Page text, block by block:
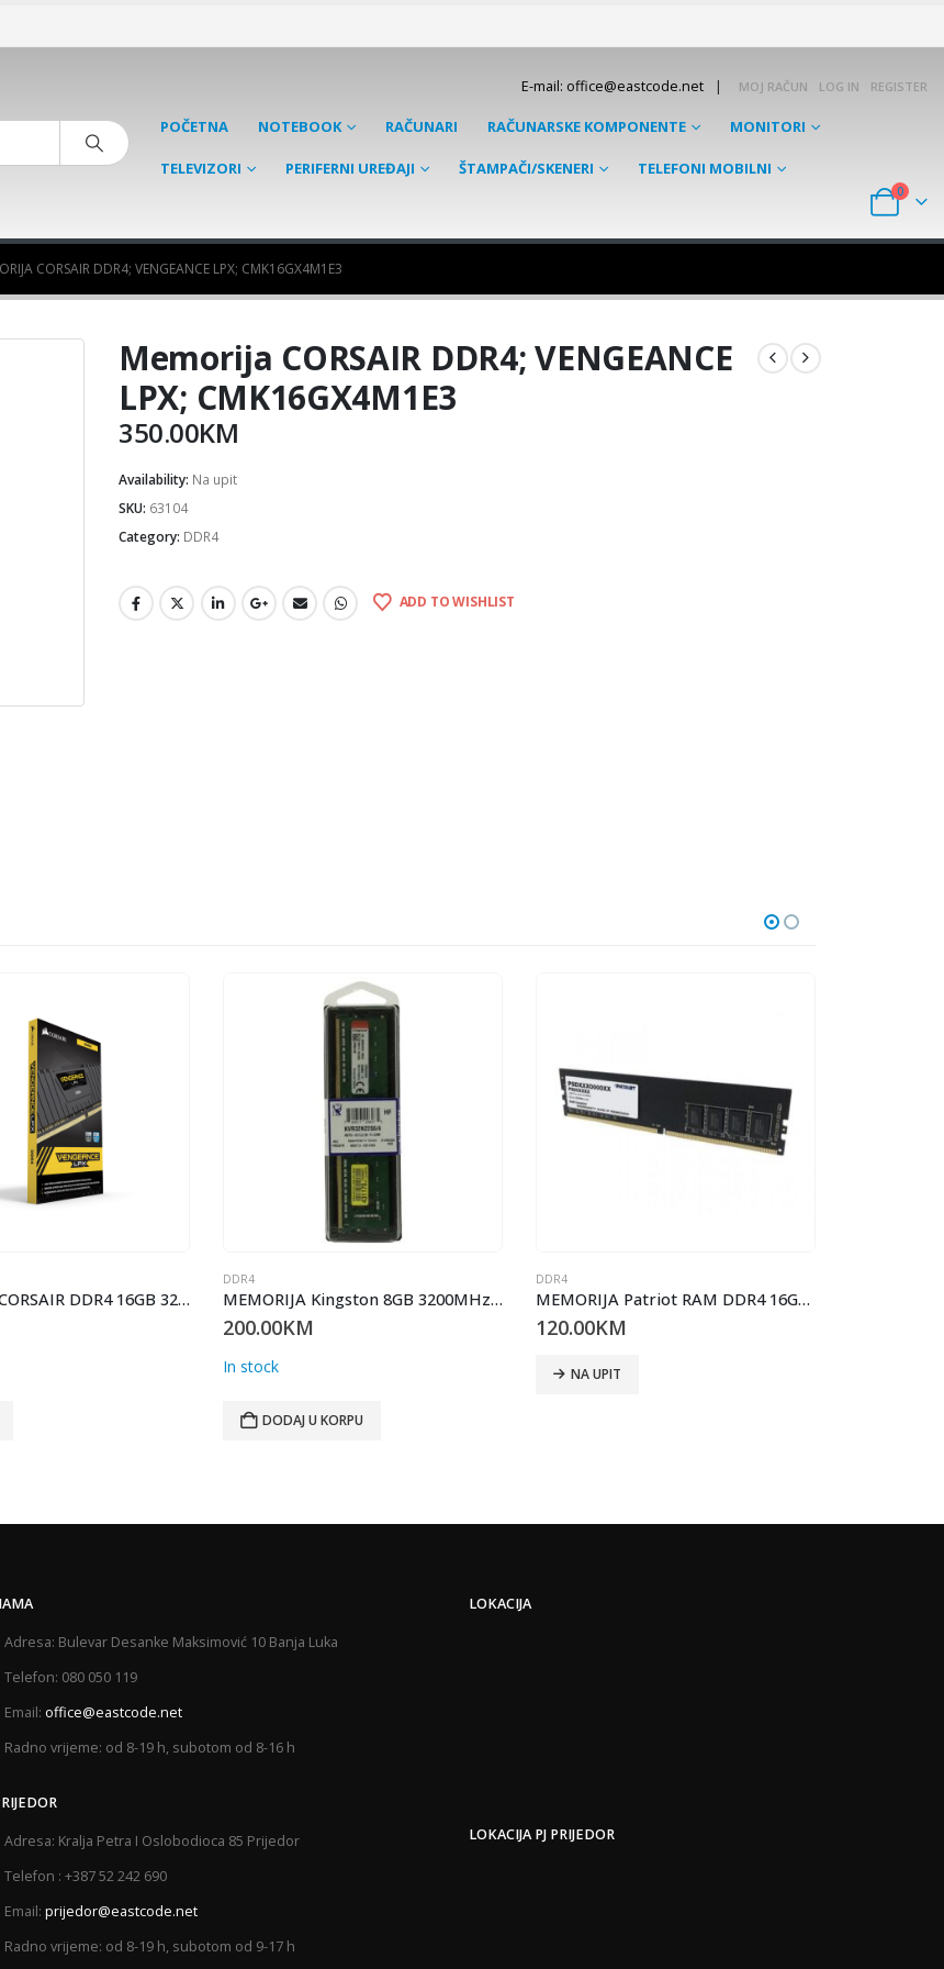
E-mail: office@eastcode.net | MOJ RAČUN LOG IN REGISTER
POČETNA NOTEBOOK RAČUNARI RAČUNARSKE KOMPONENTE MONITORI
TELEVIZORI PERIFERNI UREĐAJI ŠTAMPAČI/SKENERI TELEFONI MOBILNI
0
CORSAIR DDR4; VENGEANCE LPX; CMK16GX4M1E3
Memorija CORSAIR DDR4; VENGEANCE
LPX; CMK16GX4M1E3
350.00KM
Availability: Na upit
SKU: 63104
Category: DDR4
ADD TO WISHLIST
MEMORIJA CORSAIR DDR4 16GB 3200MHz VENGEANCE LPX
DDR4
MEMORIJA Kingston 8GB 3200MHz DDR4 CL 22, 1Rx16 KVR32N22S6/8
200.00KM
In stock
DODAJ U KORPU
DDR4
MEMORIJA Patriot RAM DDR4 16GB, 3200MHz Signature Line PSD416G32002
120.00KM
NA UPIT
Adresa: Bulevar Desanke Maksimović 10 Banja Luka
Telefon: 080 050 119
Email: office@eastcode.net
Radno vrijeme: od 8-19 h, subotom od 8-16 h
Adresa: Kralja Petra I Oslobodioca 85 Prijedor
Telefon : +387 52 242 690
Email: prijedor@eastcode.net
Radno vrijeme: od 8-19 h, subotom od 9-17 h
LOKACIJA
LOKACIJA PJ PRIJEDOR